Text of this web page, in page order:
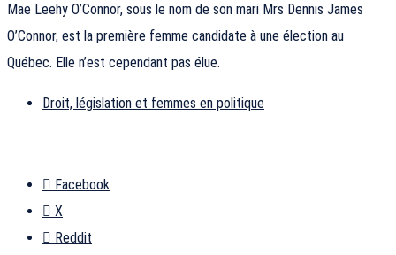
Mae Leehy O’Connor, sous le nom de son mari Mrs Dennis James
O’Connor, est la première femme candidate à une élection au
Québec. Elle n’est cependant pas élue.
Droit, législation et femmes en politique
Facebook
X
Reddit